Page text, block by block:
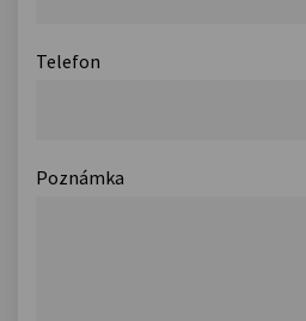
Telefon
Poznámka